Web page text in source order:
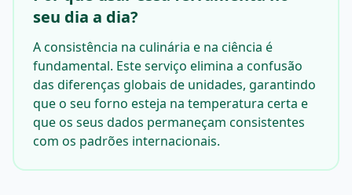
seu dia a dia?
A consistência na culinária e na ciência é
fundamental. Este serviço elimina a confusão
das diferenças globais de unidades, garantindo
que o seu forno esteja na temperatura certa e
que os seus dados permaneçam consistentes
com os padrões internacionais.